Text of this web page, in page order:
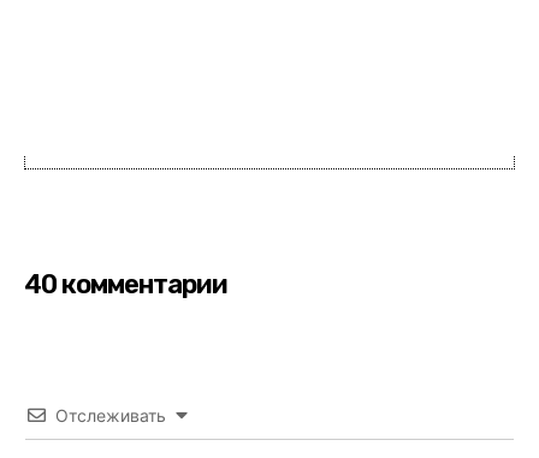
40 комментарии
Отслеживать